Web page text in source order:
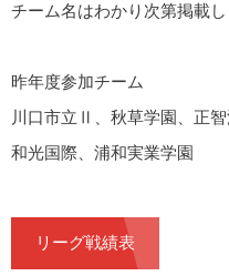
チーム名はわかり次第掲載
昨年度参加チーム
川口市立Ⅱ、秋草学園、正
和光国際、浦和実業学園
リーグ戦績表